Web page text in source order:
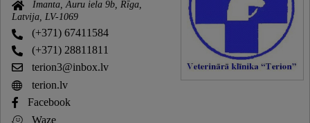
Imanta, Auru iela 9b, Rīga,
Latvija, LV-1069
(+371) 67411584
(+371) 28811811
terion3@inbox.lv
terion.lv
Facebook
Waze